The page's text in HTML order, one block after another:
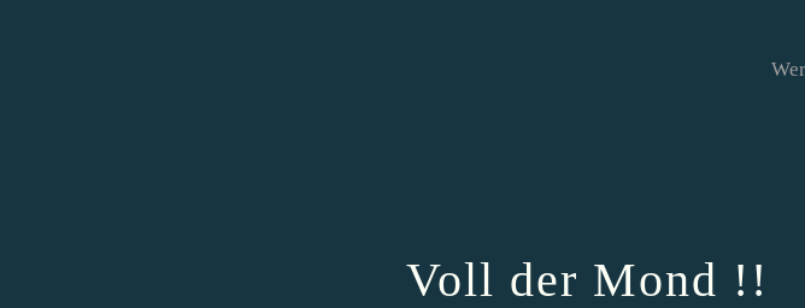
Voll der Mond !!